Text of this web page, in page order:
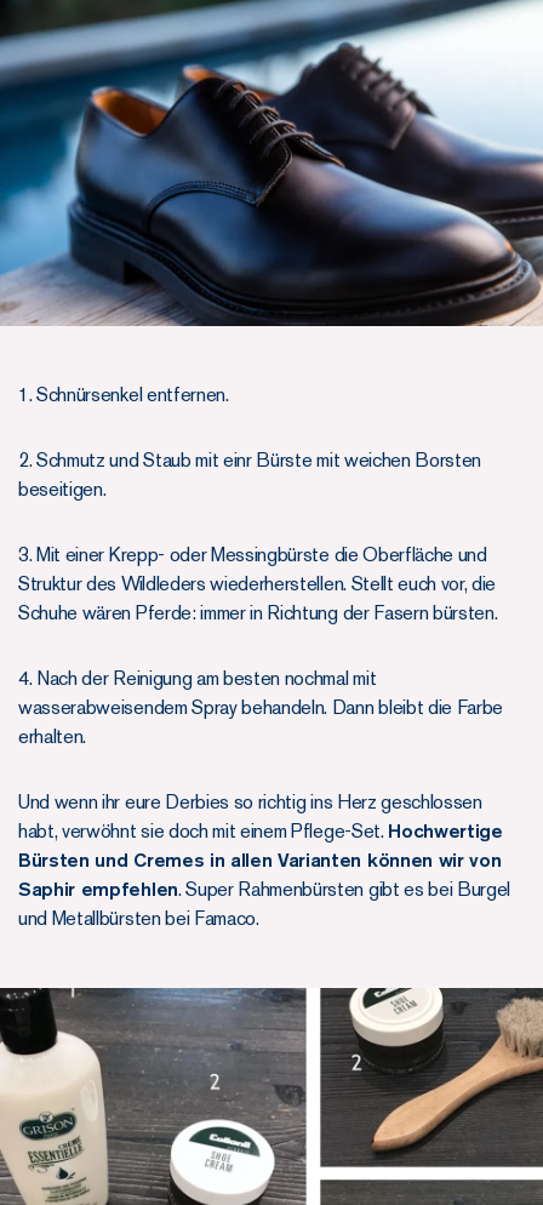
1. Schnürsenkel entfernen.
2. Schmutz und Staub mit einr Bürste mit weichen Borsten
beseitigen.
3. Mit einer Krepp- oder Messingbürste die Oberfläche und
Struktur des Wildleders wiederherstellen. Stellt euch vor, die
Schuhe wären Pferde: immer in Richtung der Fasern bürsten.
4. Nach der Reinigung am besten nochmal mit
wasserabweisendem Spray behandeln. Dann bleibt die Farbe
erhalten.
Und wenn ihr eure Derbies so richtig ins Herz geschlossen
habt, verwöhnt sie doch mit einem Pflege-Set. Hochwertige
Bürsten und Cremes in allen Varianten können wir von
Saphir empfehlen. Super Rahmenbürsten gibt es bei Burgel
und Metallbürsten bei Famaco.